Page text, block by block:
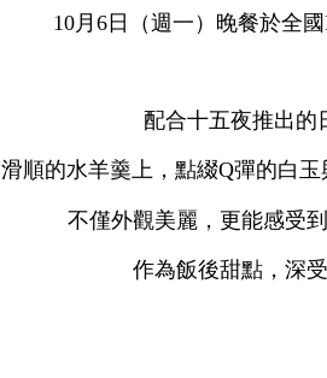
10月6日（週一）晚餐於全
配合十五夜推出的
滑順的水羊羹上，點綴Q彈的白
不僅外觀美麗，更能感受
作為飯後甜點，深